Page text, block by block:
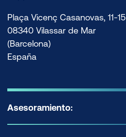
Plaça Vicenç Casanovas, 11-15
08340 Vilassar de Mar
(Barcelona)
España
Asesoramiento: